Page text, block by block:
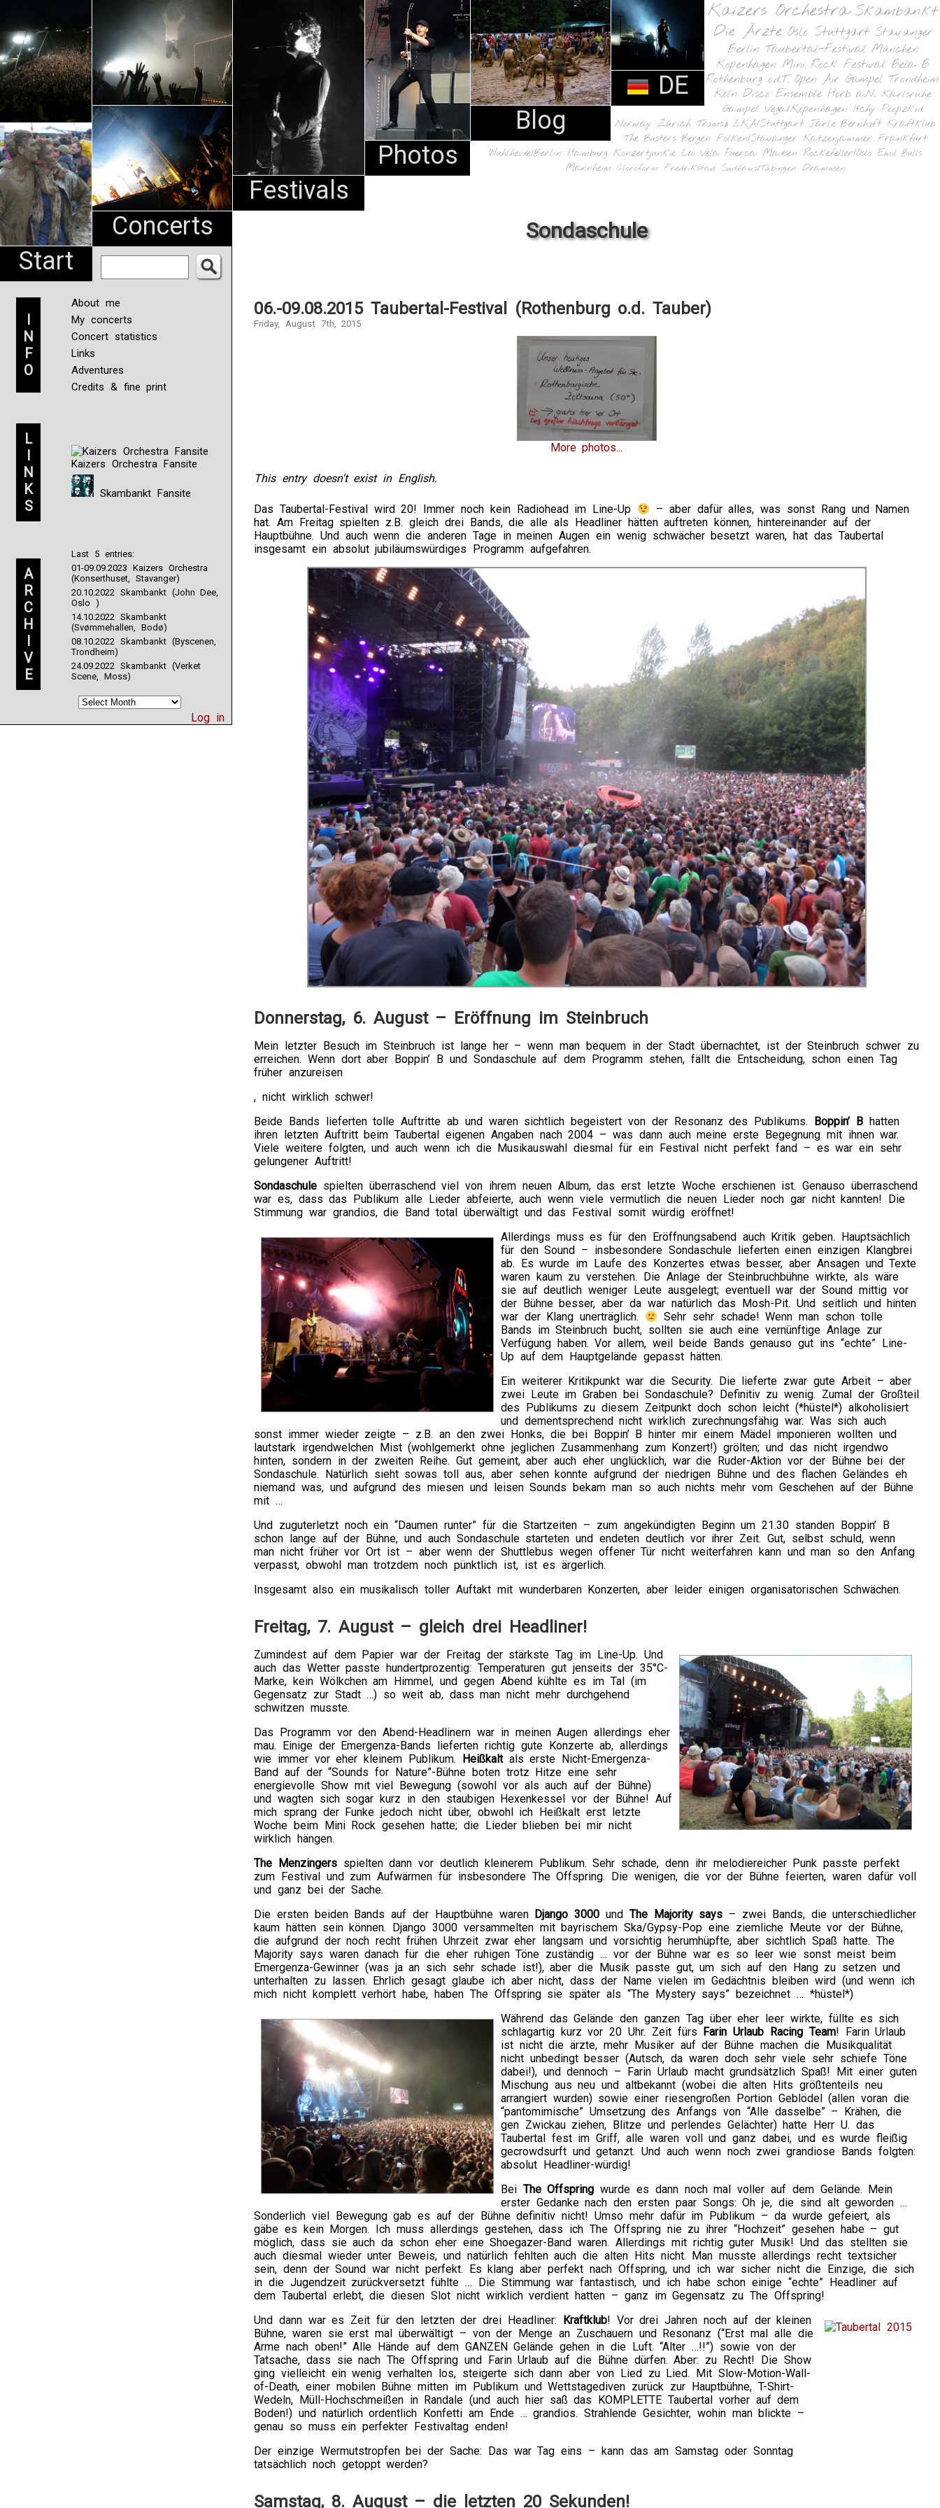
Start
Concerts
Festivals
Photos
Blog
DE
Pharma
NL
Kaizers Orchestra Skambankt
Die Ärzte Oslo Stuttgart Stavanger
Berlin Taubertal-Festival München
Kopenhagen Mini Rock Festival Bela B
Rothenburg o.d.T. Open Air Gampel Trondheim
Köln Disco Ensemble Horb a.N. Karlsruhe
Gampel Vega/Kopenhagen Itchy Poopzkid
Norway Zürich Tromsø LKA/Stuttgart Jarle Bernhoft Kraftklub
The Busters Bergen Folken/Stavanger Katzenjammer Frankfurt
Wuhlheide/Berlin Hamburg Konzertjunkie La Vela Puerca Madsen Rockefeller/Oslo Emil Bulls
Mannheim Cloroform Fredrikstad Sudhaus/Tübingen Drammen
I
N
F
O
About me
My concerts
Concert statistics
Links
Adventures
Credits & fine print
L
I
N
K
S
Kaizers Orchestra Fansite
Skambankt Fansite
A
R
C
H
I
V
E
Last 5 entries:
01-09.09.2023 Kaizers Orchestra
(Konserthuset, Stavanger)
20.10.2022 Skambankt (John Dee,
Oslo )
14.10.2022 Skambankt
(Svømmehallen, Bodø)
08.10.2022 Skambankt (Byscenen,
Trondheim)
24.09.2022 Skambankt (Verket
Scene, Moss)
Log in
Sondaschule
06.-09.08.2015 Taubertal-Festival (Rothenburg o.d. Tauber)
Friday, August 7th, 2015
More photos...
This entry doesn't exist in English.
Das Taubertal-Festival wird 20! Immer noch kein Radiohead im Line-Up
– aber dafür alles, was sonst Rang und Namen
hat. Am Freitag spielten z.B. gleich drei Bands, die alle als Headliner hätten auftreten können, hintereinander auf der
Hauptbühne. Und auch wenn die anderen Tage in meinen Augen ein wenig schwächer besetzt waren, hat das Taubertal
insgesamt ein absolut jubiläumswürdiges Programm aufgefahren.
Donnerstag, 6. August – Eröffnung im Steinbruch
Mein letzter Besuch im Steinbruch ist lange her – wenn man bequem in der Stadt übernachtet, ist der Steinbruch schwer zu
erreichen. Wenn dort aber Boppin’ B und Sondaschule auf dem Programm stehen, fällt die Entscheidung, schon einen Tag
früher anzureisen
, nicht wirklich schwer!
Beide Bands lieferten tolle Auftritte ab und waren sichtlich begeistert von der Resonanz des Publikums. Boppin’ Bhatten
ihren letzten Auftritt beim Taubertal eigenen Angaben nach 2004 – was dann auch meine erste Begegnung mit ihnen war.
Viele weitere folgten, und auch wenn ich die Musikauswahl diesmal für ein Festival nicht perfekt fand – es war ein sehr
gelungener Auftritt!
Sondaschule spielten überraschend viel von ihrem neuen Album, das erst letzte Woche erschienen ist. Genauso überraschend
war es, dass das Publikum alle Lieder abfeierte, auch wenn viele vermutlich die neuen Lieder noch gar nicht kannten! Die
Stimmung war grandios, die Band total überwältigt und das Festival somit würdig eröffnet!
Allerdings muss es für den Eröffnungsabend auch Kritik geben. Hauptsächlich
für den Sound – insbesondere Sondaschule lieferten einen einzigen Klangbrei
ab. Es wurde im Laufe des Konzertes etwas besser, aber Ansagen und Texte
waren kaum zu verstehen. Die Anlage der Steinbruchbühne wirkte, als wäre
sie auf deutlich weniger Leute ausgelegt; eventuell war der Sound mittig vor
der Bühne besser, aber da war natürlich das Mosh-Pit. Und seitlich und hinten
war der Klang unerträglich.
Sehr sehr schade! Wenn man schon tolle
Bands im Steinbruch bucht, sollten sie auch eine vernünftige Anlage zur
Verfügung haben. Vor allem, weil beide Bands genauso gut ins “echte” Line-
Up auf dem Hauptgelände gepasst hätten.
Ein weiterer Kritikpunkt war die Security. Die lieferte zwar gute Arbeit – aber
zwei Leute im Graben bei Sondaschule? Definitiv zu wenig. Zumal der Großteil
des Publikums zu diesem Zeitpunkt doch schon leicht (*hüstel*) alkoholisiert
und dementsprechend nicht wirklich zurechnungsfähig war. Was sich auch
sonst immer wieder zeigte – z.B. an den zwei Honks, die bei Boppin’ B hinter mir einem Mädel imponieren wollten und
lautstark irgendwelchen Mist (wohlgemerkt ohne jeglichen Zusammenhang zum Konzert!) grölten; und das nicht irgendwo
hinten, sondern in der zweiten Reihe. Gut gemeint, aber auch eher unglücklich, war die Ruder-Aktion vor der Bühne bei der
Sondaschule. Natürlich sieht sowas toll aus, aber sehen konnte aufgrund der niedrigen Bühne und des flachen Geländes eh
niemand was, und aufgrund des miesen und leisen Sounds bekam man so auch nichts mehr vom Geschehen auf der Bühne
mit …
Und zuguterletzt noch ein “Daumen runter” für die Startzeiten – zum angekündigten Beginn um 21.30 standen Boppin’ B
schon lange auf der Bühne, und auch Sondaschule starteten und endeten deutlich vor ihrer Zeit. Gut, selbst schuld, wenn
man nicht früher vor Ort ist – aber wenn der Shuttlebus wegen offener Tür nicht weiterfahren kann und man so den Anfang
verpasst, obwohl man trotzdem noch pünktlich ist, ist es ärgerlich.
Insgesamt also ein musikalisch toller Auftakt mit wunderbaren Konzerten, aber leider einigen organisatorischen Schwächen.
Freitag, 7. August – gleich drei Headliner!
Zumindest auf dem Papier war der Freitag der stärkste Tag im Line-Up. Und
auch das Wetter passte hundertprozentig: Temperaturen gut jenseits der 35°C-
Marke, kein Wölkchen am Himmel, und gegen Abend kühlte es im Tal (im
Gegensatz zur Stadt …) so weit ab, dass man nicht mehr durchgehend
schwitzen musste.
Das Programm vor den Abend-Headlinern war in meinen Augen allerdings eher
mau. Einige der Emergenza-Bands lieferten richtig gute Konzerte ab, allerdings
wie immer vor eher kleinem Publikum. Heißkaltals erste Nicht-Emergenza-
Band auf der “Sounds for Nature”-Bühne boten trotz Hitze eine sehr
energievolle Show mit viel Bewegung (sowohl vor als auch auf der Bühne)
und wagten sich sogar kurz in den staubigen Hexenkessel vor der Bühne! Auf
mich sprang der Funke jedoch nicht über, obwohl ich Heißkalt erst letzte
Woche beim Mini Rock gesehen hatte; die Lieder blieben bei mir nicht
wirklich hängen.
The Menzingersspielten dann vor deutlich kleinerem Publikum. Sehr schade, denn ihr melodiereicher Punk passte perfekt
zum Festival und zum Aufwärmen für insbesondere The Offspring. Die wenigen, die vor der Bühne feierten, waren dafür voll
und ganz bei der Sache.
Die ersten beiden Bands auf der Hauptbühne waren Django 3000 und The Majority says – zwei Bands, die unterschiedlicher
kaum hätten sein können. Django 3000 versammelten mit bayrischem Ska/Gypsy-Pop eine ziemliche Meute vor der Bühne,
die aufgrund der noch recht frühen Uhrzeit zwar eher langsam und vorsichtig herumhüpfte, aber sichtlich Spaß hatte. The
Majority says waren danach für die eher ruhigen Töne zuständig … vor der Bühne war es so leer wie sonst meist beim
Emergenza-Gewinner (was ja an sich sehr schade ist!), aber die Musik passte gut, um sich auf den Hang zu setzen und
unterhalten zu lassen. Ehrlich gesagt glaube ich aber nicht, dass der Name vielen im Gedächtnis bleiben wird (und wenn ich
mich nicht komplett verhört habe, haben The Offspring sie später als “The Mystery says” bezeichnet … *hüstel*)
Während das Gelände den ganzen Tag über eher leer wirkte, füllte es sich
schlagartig kurz vor 20 Uhr. Zeit fürs Farin Urlaub Racing Team! Farin Urlaub
ist nicht die ärzte, mehr Musiker auf der Bühne machen die Musikqualität
nicht unbedingt besser (Autsch, da waren doch sehr viele sehr schiefe Töne
dabei!), und dennoch – Farin Urlaub macht grundsätzlich Spaß! Mit einer guten
Mischung aus neu und altbekannt (wobei die alten Hits größtenteils neu
arrangiert wurden) sowie einer riesengroßen Portion Geblödel (allen voran die
“pantomimische” Umsetzung des Anfangs von “Alle dasselbe” – Krähen, die
gen Zwickau ziehen, Blitze und perlendes Gelächter) hatte Herr U. das
Taubertal fest im Griff, alle waren voll und ganz dabei, und es wurde fleißig
gecrowdsurft und getanzt. Und auch wenn noch zwei grandiose Bands folgten:
absolut Headliner-würdig!
Bei The Offspring wurde es dann noch mal voller auf dem Gelände. Mein
erster Gedanke nach den ersten paar Songs: Oh je, die sind alt geworden …
Sonderlich viel Bewegung gab es auf der Bühne definitiv nicht! Umso mehr dafür im Publikum – da wurde gefeiert, als
gäbe es kein Morgen. Ich muss allerdings gestehen, dass ich The Offspring nie zu ihrer “Hochzeit” gesehen habe – gut
möglich, dass sie auch da schon eher eine Shoegazer-Band waren. Allerdings mit richtig guter Musik! Und das stellten sie
auch diesmal wieder unter Beweis, und natürlich fehlten auch die alten Hits nicht. Man musste allerdings recht textsicher
sein, denn der Sound war nicht perfekt. Es klang aber perfekt nach Offspring, und ich war sicher nicht die Einzige, die sich
in die Jugendzeit zurückversetzt fühlte … Die Stimmung war fantastisch, und ich habe schon einige “echte” Headliner auf
dem Taubertal erlebt, die diesen Slot nicht wirklich verdient hatten – ganz im Gegensatz zu The Offspring!
Und dann war es Zeit für den letzten der drei Headliner: Kraftklub! Vor drei Jahren noch auf der kleinen
Bühne, waren sie erst mal überwältigt – von der Menge an Zuschauern und Resonanz (“Erst mal alle die
Arme nach oben!” Alle Hände auf dem GANZEN Gelände gehen in die Luft. “Alter …!!”) sowie von der
Tatsache, dass sie nach The Offspring und Farin Urlaub auf die Bühne dürfen. Aber: zu Recht! Die Show
ging vielleicht ein wenig verhalten los, steigerte sich dann aber von Lied zu Lied. Mit Slow-Motion-Wall-
of-Death, einer mobilen Bühne mitten im Publikum und Wettstagediven zurück zur Hauptbühne, T-Shirt-
Wedeln, Müll-Hochschmeißen in Randale (und auch hier saß das KOMPLETTE Taubertal vorher auf dem
Boden!) und natürlich ordentlich Konfetti am Ende … grandios. Strahlende Gesichter, wohin man blickte –
genau so muss ein perfekter Festivaltag enden!
Der einzige Wermutstropfen bei der Sache: Das war Tag eins – kann das am Samstag oder Sonntag
tatsächlich noch getoppt werden?
Samstag, 8. August – die letzten 20 Sekunden!